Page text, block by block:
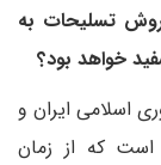
تسلیحات به
خواهد بود؟
اسلامی ایران و
که بیش از ۳۰ سال است که از زمان